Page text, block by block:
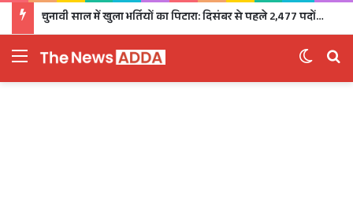
चुनावी साल में खुला भर्तियों का पिटारा: दिसंबर से पहले 2,477 पदों पर भर्ती, 1,470 पदों की परीक्षा भी होगी
Menu